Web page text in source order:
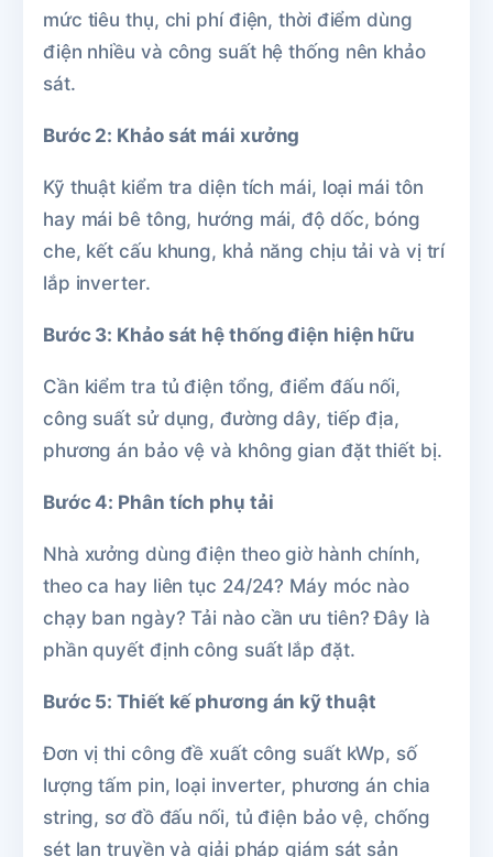
mức tiêu thụ, chi phí điện, thời điểm dùng
điện nhiều và công suất hệ thống nên khảo
sát.
Bước 2: Khảo sát mái xưởng
Kỹ thuật kiểm tra diện tích mái, loại mái tôn
hay mái bê tông, hướng mái, độ dốc, bóng
che, kết cấu khung, khả năng chịu tải và vị trí
lắp inverter.
Bước 3: Khảo sát hệ thống điện hiện hữu
Cần kiểm tra tủ điện tổng, điểm đấu nối,
công suất sử dụng, đường dây, tiếp địa,
phương án bảo vệ và không gian đặt thiết bị.
Bước 4: Phân tích phụ tải
Nhà xưởng dùng điện theo giờ hành chính,
theo ca hay liên tục 24/24? Máy móc nào
chạy ban ngày? Tải nào cần ưu tiên? Đây là
phần quyết định công suất lắp đặt.
Bước 5: Thiết kế phương án kỹ thuật
Đơn vị thi công đề xuất công suất kWp, số
lượng tấm pin, loại inverter, phương án chia
string, sơ đồ đấu nối, tủ điện bảo vệ, chống
sét lan truyền và giải pháp giám sát sản